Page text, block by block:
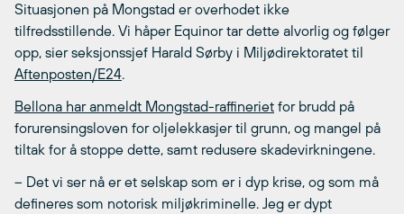
Situasjonen på Mongstad er overhodet ikke
tilfredsstillende. Vi håper Equinor tar dette alvorlig og følger
opp, sier seksjonssjef Harald Sørby i Miljødirektoratet til
Aftenposten/E24.
Bellona har anmeldt Mongstad-raffineriet for brudd på
forurensingsloven for oljelekkasjer til grunn, og mangel på
tiltak for å stoppe dette, samt redusere skadevirkningene.
– Det vi ser nå er et selskap som er i dyp krise, og som må
defineres som notorisk miljøkriminelle. Jeg er dypt